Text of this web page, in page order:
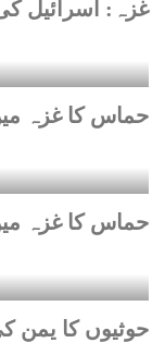
غزہ: اسرائیل
حماس کا غزہ
حماس کا غزہ
حوثیوں کا یمن